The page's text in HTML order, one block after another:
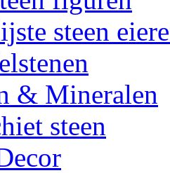
steen
& Mineralen
steen